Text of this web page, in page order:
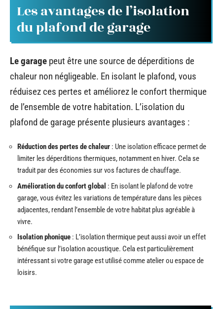
Les avantages de l’isolation
du plafond de garage
Le garage peut être une source de déperditions de
chaleur non négligeable. En isolant le plafond, vous
réduisez ces pertes et améliorez le confort thermique
de l’ensemble de votre habitation. L’isolation du
plafond de garage présente plusieurs avantages :
Réduction des pertes de chaleur : Une isolation efficace permet de
limiter les déperditions thermiques, notamment en hiver. Cela se
traduit par des économies sur vos factures de chauffage.
Amélioration du confort global : En isolant le plafond de votre
garage, vous évitez les variations de température dans les pièces
adjacentes, rendant l’ensemble de votre habitat plus agréable à
vivre.
Isolation phonique : L’isolation thermique peut aussi avoir un effet
bénéfique sur l’isolation acoustique. Cela est particulièrement
intéressant si votre garage est utilisé comme atelier ou espace de
loisirs.